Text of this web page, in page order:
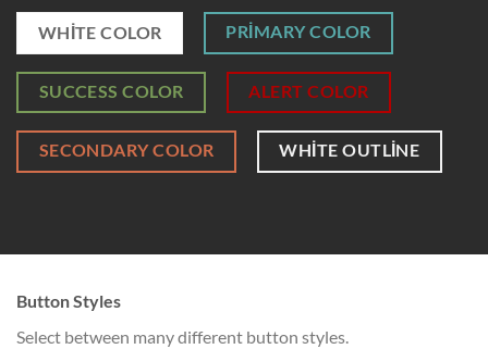
WHITE COLOR PRIMARY COLOR
SUCCESS COLOR ALERT COLOR
SECONDARY COLOR WHITE OUTLINE
Button Styles
Select between many different button styles.